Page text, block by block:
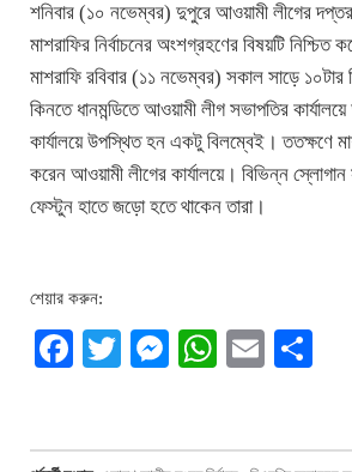
শনিবার (১০ নভেম্বর) দুপুরে আওয়ামী লীগের
মাশরাফির নির্বাচনের অংশগ্রহণের বিষয়টি নিশ্চিত
মাশরাফি রবিবার (১১ নভেম্বর) সকাল সাড়ে
কিনতে ধানমন্ডিতে আওয়ামী লীগ সভাপতির
কার্যালয়ে উপস্থিত হন একটু বিলম্বেই। ততক্ষণে
করেন আওয়ামী লীগের কার্যালয়ে। বিভিন্ন
ফেস্টুন হাতে জড়ো হতে থাকেন তারা।
শেয়ার করুন:
Facebook
TwitterMessenger
Email